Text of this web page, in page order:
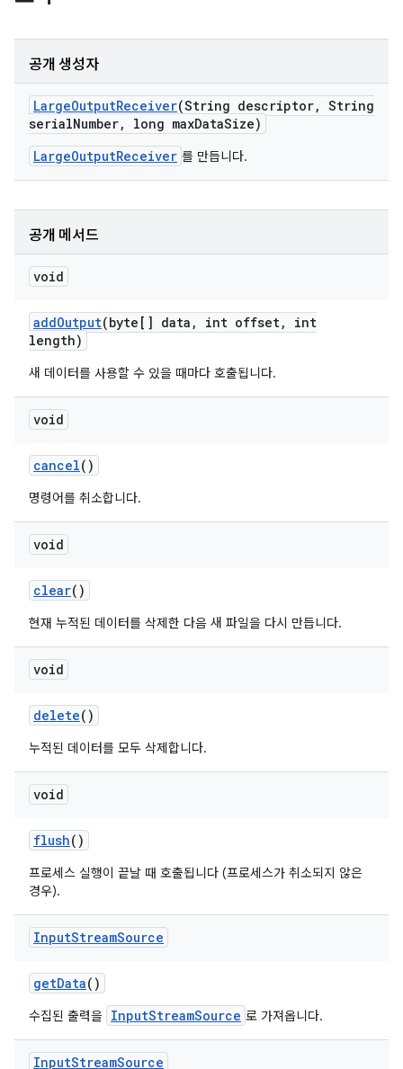
공개 생성자
LargeOutputReceiver(String descriptor, String
serialNumber, long maxDataSize)
LargeOutputReceiver 를 만듭니다.
공개 메서드
void
addOutput(byte[] data , int offset,
int
length)
새 데이터를 사용할 수 있을 때마다 호출됩니다.
void
cancel()
명령어를 취소합니다.
void
clear()
현재 누적된 데이터를 삭제한 다음 새 파일을 다시 만듭니다.
void
delete()
누적된 데이터를 모두 삭제합니다.
void
flush()
프로세스 실행이 끝날 때 호출됩니다 (프로세스가 취소되지 않은
경우).
InputStreamSource
getData()
수집된 출력을 InputStreamSource 로 가져옵니다.
InputStreamSource